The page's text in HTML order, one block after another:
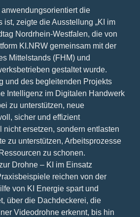
die
ist, zeigte die Ausstellung „KI im
Nordrhein-Westfalen, die von
KI.NRW gemeinsam mit der
Mittelstands (FHM) und
gestaltet wurde.
und des begleitenden Projekts
Intelligenz im Digitalen Handwerk
zu unterstützen, neue
sicher und effizient
nicht ersetzen, sondern entlasten
zu unterstützen, Arbeitsprozesse
zu schonen.
Drohne – KI im Einsatz
reichen von der
von KI Energie spart und
über die Dachdeckerei, die
Videodrohne erkennt, bis hin